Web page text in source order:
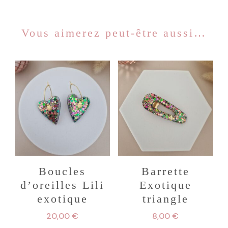
Vous aimerez peut-être aussi…
Boucles
d’oreilles Lili
exotique
20,00€
Barrette
Exotique
triangle
8,00€